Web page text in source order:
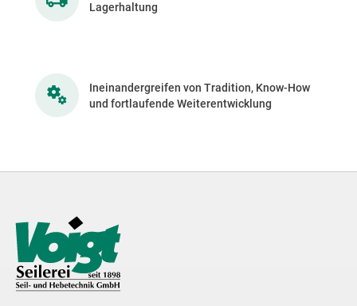
Lagerhaltung
Ineinandergreifen von Tradition, Know-How
und fortlaufende Weiterentwicklung